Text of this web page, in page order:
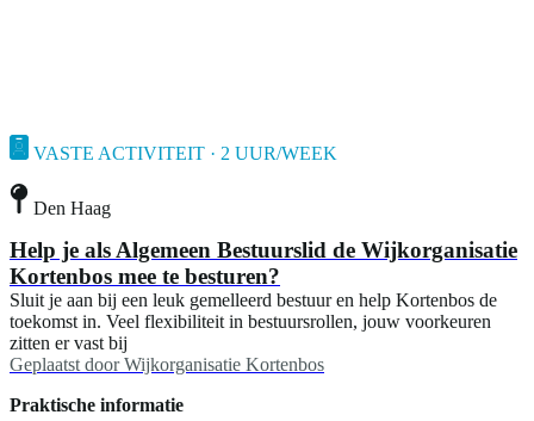
VASTE ACTIVITEIT · 2 UUR/WEEK
Den Haag
Help je als Algemeen Bestuurslid de Wijkorganisatie
Kortenbos mee te besturen?
Sluit je aan bij een leuk gemelleerd bestuur en help Kortenbos de
toekomst in. Veel flexibiliteit in bestuursrollen, jouw voorkeuren
zitten er vast bij
Geplaatst door Wijkorganisatie Kortenbos
Praktische informatie